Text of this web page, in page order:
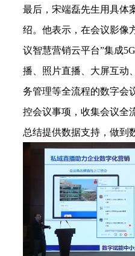
最后，宋端磊先生用具体
绍。他表示，在会议影像
议智慧营销云平台”集成
播、照片直播、大屏互动
务管理等全流程的数字会
控会议事项，收集会议全
总结提供数据支持，做到